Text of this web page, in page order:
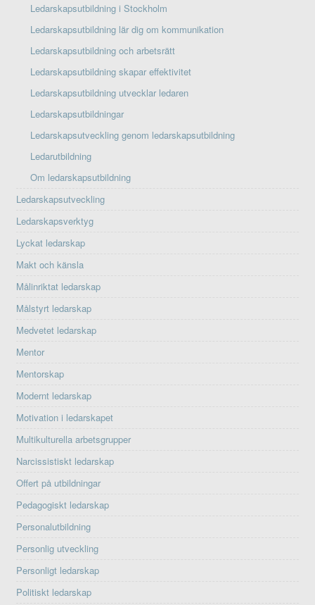
Ledarskapsutbildning i Stockholm
Ledarskapsutbildning lär dig om kommunikation
Ledarskapsutbildning och arbetsrätt
Ledarskapsutbildning skapar effektivitet
Ledarskapsutbildning utvecklar ledaren
Ledarskapsutbildningar
Ledarskapsutveckling genom ledarskapsutbildning
Ledarutbildning
Om ledarskapsutbildning
Ledarskapsutveckling
Ledarskapsverktyg
Lyckat ledarskap
Makt och känsla
Målinriktat ledarskap
Målstyrt ledarskap
Medvetet ledarskap
Mentor
Mentorskap
Modernt ledarskap
Motivation i ledarskapet
Multikulturella arbetsgrupper
Narcissistiskt ledarskap
Offert på utbildningar
Pedagogiskt ledarskap
Personalutbildning
Personlig utveckling
Personligt ledarskap
Politiskt ledarskap